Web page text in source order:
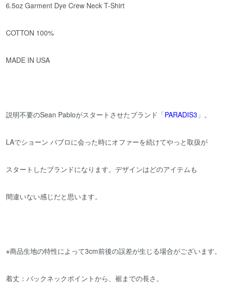
6.5oz Garment Dye Crew Neck T-Shirt
COTTON 100%
MADE IN USA
説明不要のSean Pabloがスタートさせたブランド「PARADIS3 」。
LAでショーン パブロに会った時にオファーを続けてやっと取扱が
スタートしたブランドになります。デザインはどのアイテムも
間違いない感じだと思います。
※商品生地の特性によって3cm前後の誤差が生じる場合がございます。
着丈：バックネックポイントから、裾までの長さ。